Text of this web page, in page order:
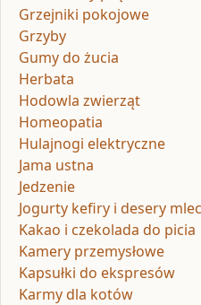
Grzejniki pokojowe
Grzyby
Gumy do żucia
Herbata
Hodowla zwierząt
Homeopatia
Hulajnogi elektryczne
Jama ustna
Jedzenie
Jogurty kefiry i desery
Kakao i czekolada do picia
Kamery przemysłowe
Kapsułki do ekspresów
Karmy dla kotów